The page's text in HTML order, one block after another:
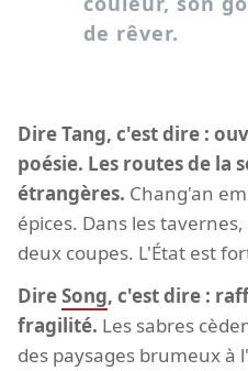
de rêver.
Dire Tang, c'est dire :
poésie. Les routes de la
étrangères. Chang'an
épices. Dans les
deux coupes. L'État est
DireSong, c'est dire :
fragilité. Les sabres
des paysages brumeux à